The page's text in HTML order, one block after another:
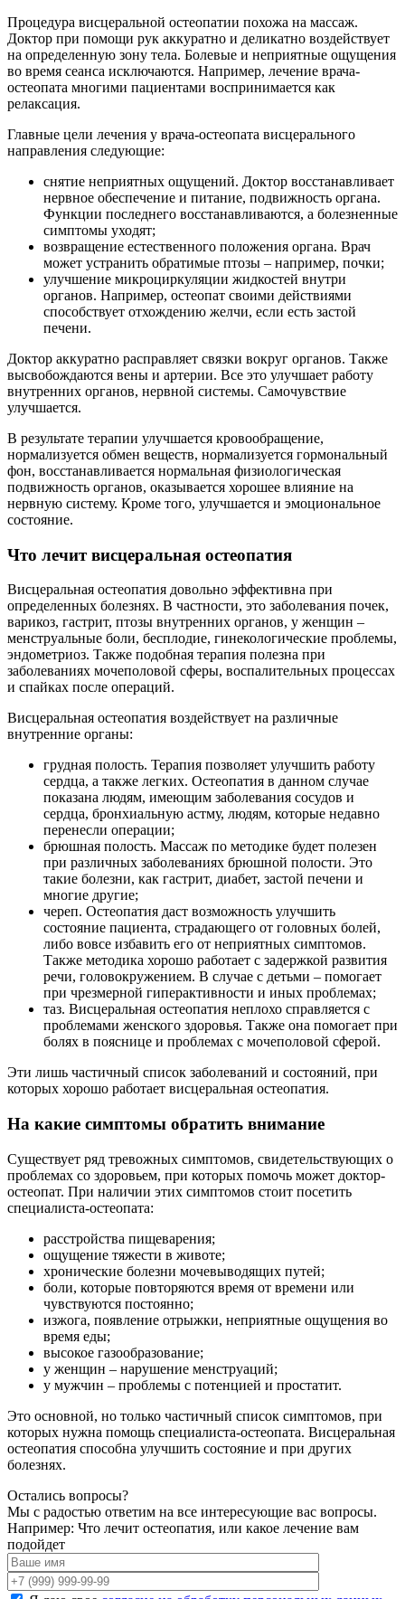
Процедура висцеральной остеопатии похожа на массаж.
Доктор при помощи рук аккуратно и деликатно воздействует
на определенную зону тела. Болевые и неприятные ощущения
во время сеанса исключаются. Например, лечение врача-
остеопата многими пациентами воспринимается как
релаксация.
Главные цели лечения у врача-остеопата висцерального
направления следующие:
снятие неприятных ощущений. Доктор восстанавливает
нервное обеспечение и питание, подвижность органа.
Функции последнего восстанавливаются, а болезненные
симптомы уходят;
возвращение естественного положения органа. Врач
может устранить обратимые птозы – например, почки;
улучшение микроциркуляции жидкостей внутри
органов. Например, остеопат своими действиями
способствует отхождению желчи, если есть застой
печени.
Доктор аккуратно расправляет связки вокруг органов. Также
высвобождаются вены и артерии. Все это улучшает работу
внутренних органов, нервной системы. Самочувствие
улучшается.
В результате терапии улучшается кровообращение,
нормализуется обмен веществ, нормализуется гормональный
фон, восстанавливается нормальная физиологическая
подвижность органов, оказывается хорошее влияние на
нервную систему. Кроме того, улучшается и эмоциональное
состояние.
Что лечит висцеральная остеопатия
Висцеральная остеопатия довольно эффективна при
определенных болезнях. В частности, это заболевания почек,
варикоз, гастрит, птозы внутренних органов, у женщин –
менструальные боли, бесплодие, гинекологические проблемы,
эндометриоз. Также подобная терапия полезна при
заболеваниях мочеполовой сферы, воспалительных процессах
и спайках после операций.
Висцеральная остеопатия воздействует на различные
внутренние органы:
грудная полость. Терапия позволяет улучшить работу
сердца, а также легких. Остеопатия в данном случае
показана людям, имеющим заболевания сосудов и
сердца, бронхиальную астму, людям, которые недавно
перенесли операции;
брюшная полость. Массаж по методике будет полезен
при различных заболеваниях брюшной полости. Это
такие болезни, как гастрит, диабет, застой печени и
многие другие;
череп. Остеопатия даст возможность улучшить
состояние пациента, страдающего от головных болей,
либо вовсе избавить его от неприятных симптомов.
Также методика хорошо работает с задержкой развития
речи, головокружением. В случае с детьми – помогает
при чрезмерной гиперактивности и иных проблемах;
таз. Висцеральная остеопатия неплохо справляется с
проблемами женского здоровья. Также она помогает при
болях в пояснице и проблемах с мочеполовой сферой.
Эти лишь частичный список заболеваний и состояний, при
которых хорошо работает висцеральная остеопатия.
На какие симптомы обратить внимание
Существует ряд тревожных симптомов, свидетельствующих о
проблемах со здоровьем, при которых помочь может доктор-
остеопат. При наличии этих симптомов стоит посетить
специалиста-остеопата:
расстройства пищеварения;
ощущение тяжести в животе;
хронические болезни мочевыводящих путей;
боли, которые повторяются время от времени или
чувствуются постоянно;
изжога, появление отрыжки, неприятные ощущения во
время еды;
высокое газообразование;
у женщин – нарушение менструаций;
у мужчин – проблемы с потенцией и простатит.
Это основной, но только частичный список симптомов, при
которых нужна помощь специалиста-остеопата. Висцеральная
остеопатия способна улучшить состояние и при других
болезнях.
Остались вопросы?
Мы с радостью ответим на все интересующие вас вопросы.
Например: Что лечит остеопатия, или какое лечение вам
подойдет